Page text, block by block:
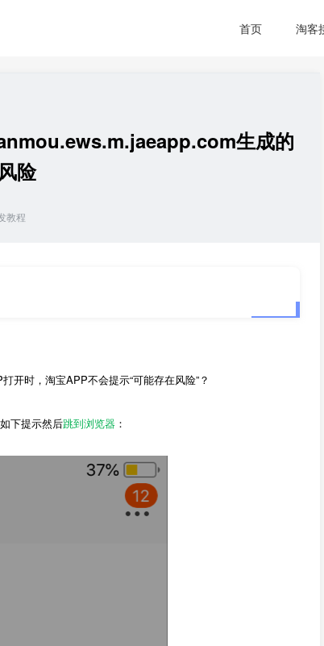
首页 淘客
生成的
险
教程
开时，淘宝APP不会提示“可能存在风险”？
下提示然后跳到浏览器 ：